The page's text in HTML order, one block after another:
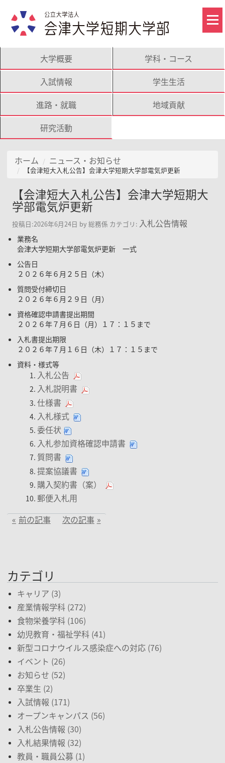
大学概要
学科・コース
入試情報
学生生活
進路・就職
地域貢献
研究活動
ホーム ニュース・お知らせ
【会津短大入札公告】会津大学短期大学部電気炉更新
【会津短大入札公告】会津大学短期大
学部電気炉更新
投稿日:2026年6月24日 by総務係 カテゴリ: 入札公告情報
業務名
会津大学短期大学部電気炉更新 一式
公告日
２０２６年６月２５日（木）
質問受付締切日
２０２６年６月２９日（月）
資格確認申請書提出期間
２０２６年７月６日（月）１７：１５まで
入札書提出期限
２０２６年７月１６日（木）１７：１５まで
資料・様式等
入札公告
入札説明書
仕様書
入札様式
委任状
入札参加資格確認申請書
質問書
提案協議書
購入契約書（案）
郵便入札用
前の記事
次の記事
カテゴリ
キャリア (3)
産業情報学科 (272)
食物栄養学科 (106)
幼児教育・福祉学科 (41)
新型コロナウイルス感染症への対応 (76)
イベント (26)
お知らせ (52)
卒業生 (2)
入試情報 (171)
オープンキャンパス (56)
入札公告情報 (30)
入札結果情報 (32)
教員・職員公募 (1)